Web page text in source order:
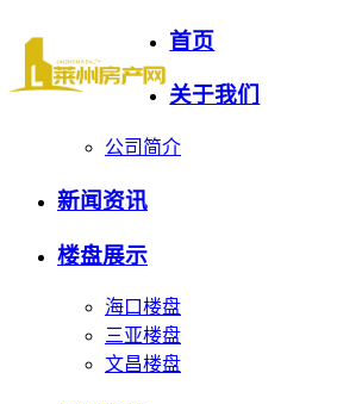
首页
关于我们
公司简介
新闻资讯
楼盘展示
海口楼盘
三亚楼盘
文昌楼盘